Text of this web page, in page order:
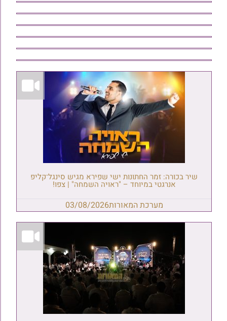
שיר בכורה: זמר החתונות ישי שפירא מגיש סינגל־קליפ
אנרגטי במיוחד – "ראויה השמחה" | צפו!
מערכת המאורות03/08/2026